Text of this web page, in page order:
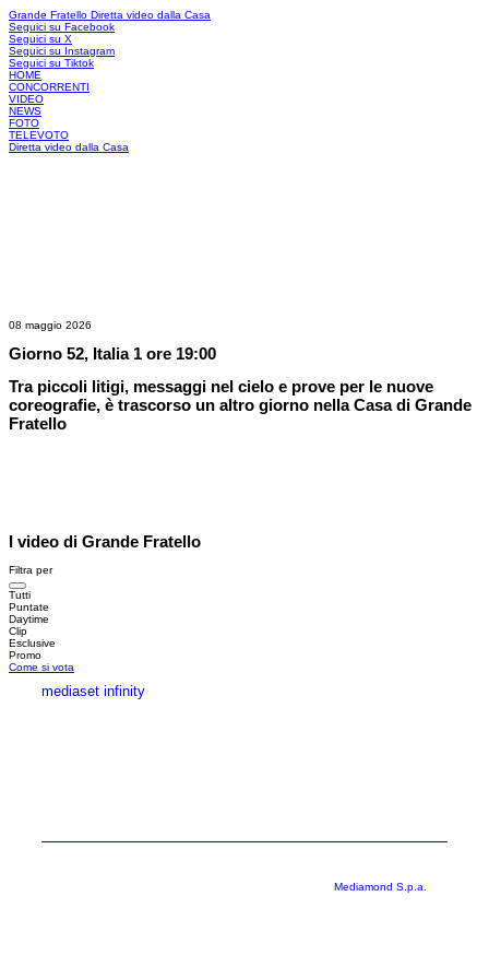
Grande Fratello Diretta video dalla Casa
Seguici su Facebook
Seguici su X
Seguici su Instagram
Seguici su Tiktok
HOME
CONCORRENTI
VIDEO
NEWS
FOTO
TELEVOTO
Diretta video dalla Casa
08 maggio 2026
Giorno 52, Italia 1 ore 19:00
Tra piccoli litigi, messaggi nel cielo e prove per le nuove
coreografie, è trascorso un altro giorno nella Casa di Grande
Fratello
I video di Grande Fratello
Filtra per
Tutti
Puntate
Daytime
Clip
Esclusive
Promo
Come si vota
mediaset infinity
Mediamond S.p.a.